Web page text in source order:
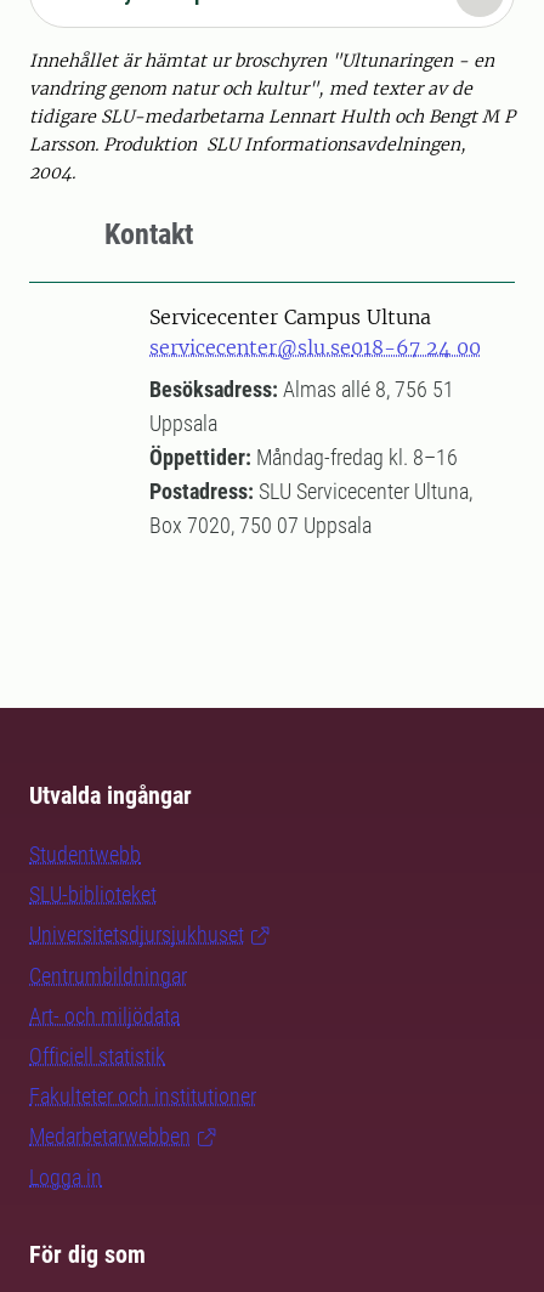
Innehållet är hämtat ur broschyren "Ultunaringen - en
vandring genom natur och kultur", med texter av de
tidigare SLU-medarbetarna Lennart Hulth och Bengt M P
Larsson. Produktion SLU Informationsavdelningen,
2004.
Kontakt
Servicecenter Campus Ultuna
servicecenter@slu.se018-67 24 00
Besöksadress: Almas allé 8, 756 51
Uppsala
Öppettider: Måndag-fredag kl. 8–16
Postadress: SLU Servicecenter Ultuna,
Box 7020, 750 07 Uppsala
Utvalda ingångar
Studentwebb
SLU-biblioteket
Universitetsdjursjukhuset
Centrumbildningar
Art- och miljödata
Officiell statistik
Fakulteter och institutioner
Medarbetarwebben
Logga in
För dig som